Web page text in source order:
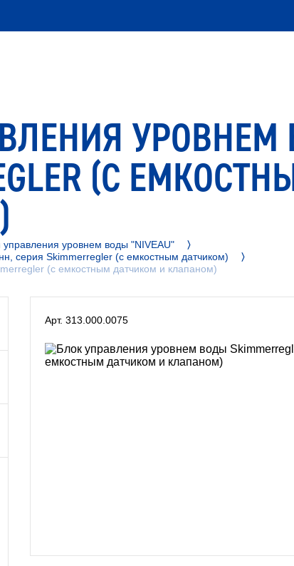
(С
управления уровнем воды "NIVEAU"
серия Skimmerregler (с емкостным датчиком)
(с емкостным датчиком и клапаном)
Арт. 313.000.0075